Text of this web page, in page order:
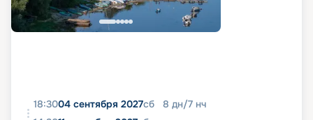
18:3004 сентября 2027сб 8 дн/7 нч